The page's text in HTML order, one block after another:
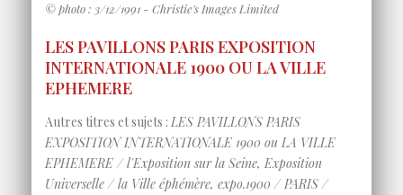
© photo : 3/12/1991 - Christie's Images Limited
LES PAVILLONS PARIS EXPOSITION
INTERNATIONALE 1900 OU LA VILLE
EPHEMERE
Autres titres et sujets : LES PAVILLONS PARIS
EXPOSITION INTERNATIONALE 1900 ou LA VILLE
EPHEMERE / l'Exposition sur la Seine, Exposition
Universelle / la Ville éphémère, expo.1900 / PARIS /